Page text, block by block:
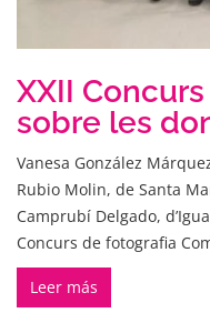
XXII
sobre les
Vanesa González
Rubio Molin, de Santa
Camprubí Delgado,
Concurs de fotografia
Leer más